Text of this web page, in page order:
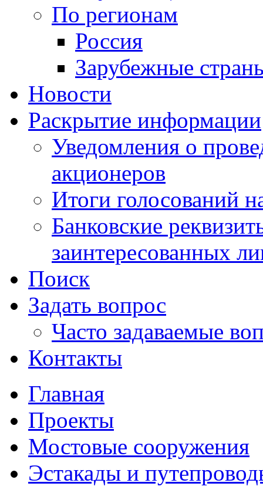
По регионам
Россия
Зарубежные
Новости
Раскрытие информации
Уведомления о
акционеров
Итоги голосований
Банковские
заинтересованных
Поиск
Задать вопрос
Часто задаваемые
Контакты
Главная
Проекты
Мостовые сооружения
Эстакады и